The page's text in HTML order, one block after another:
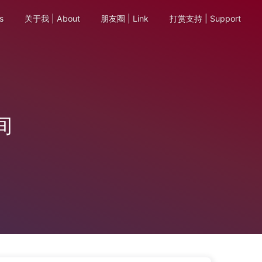
关于我 | About 朋友圈 | Link 打赏支持 | Support